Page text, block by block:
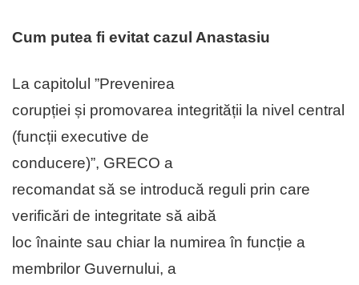
Cum putea fi evitat cazul Anastasiu
La capitolul ”Prevenirea
corupției și promovarea integrității la nivel central
(funcții executive de
conducere)”, GRECO a
recomandat să se introducă reguli prin care
verificări de integritate să aibă
loc înainte sau chiar la numirea în funcție a
membrilor Guvernului, a